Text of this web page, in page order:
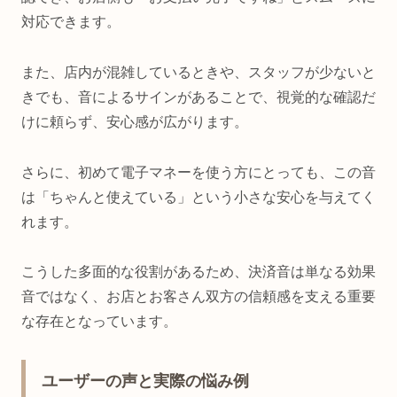
対応できます。
また、店内が混雑しているときや、スタッフが少ないと
きでも、音によるサインがあることで、視覚的な確認だ
けに頼らず、安心感が広がります。
さらに、初めて電子マネーを使う方にとっても、この音
は「ちゃんと使えている」という小さな安心を与えてく
れます。
こうした多面的な役割があるため、決済音は単なる効果
音ではなく、お店とお客さん双方の信頼感を支える重要
な存在となっています。
ユーザーの声と実際の悩み例